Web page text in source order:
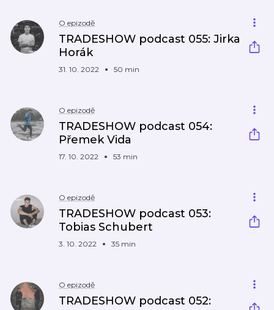
O epizodě
TRADESHOW podcast 055: Jirka
Horák
31. 10. 2022 50 min
O epizodě
TRADESHOW podcast 054:
Přemek Vida
17. 10. 2022 53 min
O epizodě
TRADESHOW podcast 053:
Tobias Schubert
3. 10. 2022 35 min
O epizodě
TRADESHOW podcast 052: